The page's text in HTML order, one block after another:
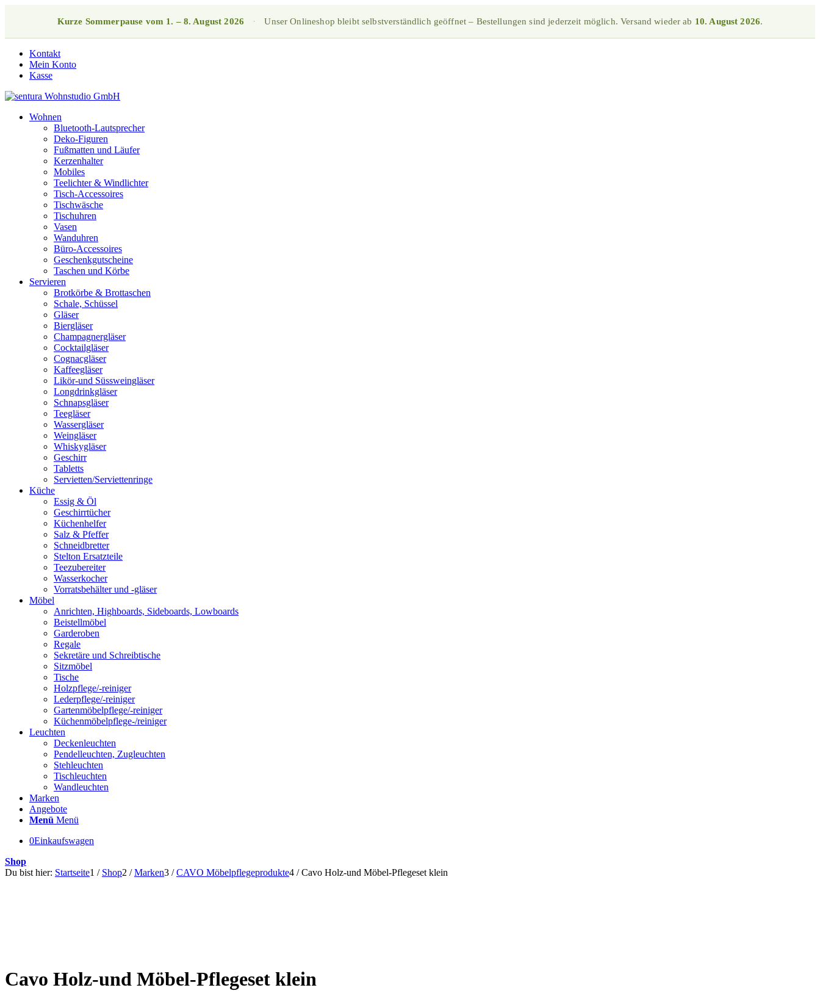
Kurze Sommerpause vom 1. – 8. August 2026 · Unser Onlineshop bleibt selbstverständlich geöffnet – Bestellungen sind jederzeit möglich. Versand wieder ab 10. August 2026.
Kontakt
Mein Konto
Kasse
Wohnen
Bluetooth-Lautsprecher
Deko-Figuren
Fußmatten und Läufer
Kerzenhalter
Mobiles
Teelichter & Windlichter
Tisch-Accessoires
Tischwäsche
Tischuhren
Vasen
Wanduhren
Büro-Accessoires
Geschenkgutscheine
Taschen und Körbe
Servieren
Brotkörbe & Brottaschen
Schale, Schüssel
Gläser
Biergläser
Champagnergläser
Cocktailgläser
Cognacgläser
Kaffeegläser
Likör-und Süssweingläser
Longdrinkgläser
Schnapsgläser
Teegläser
Wassergläser
Weingläser
Whiskygläser
Geschirr
Tabletts
Servietten/Serviettenringe
Küche
Essig & Öl
Geschirrtücher
Küchenhelfer
Salz & Pfeffer
Schneidbretter
Stelton Ersatzteile
Teezubereiter
Wasserkocher
Vorratsbehälter und -gläser
Möbel
Anrichten, Highboards, Sideboards, Lowboards
Beistellmöbel
Garderoben
Regale
Sekretäre und Schreibtische
Sitzmöbel
Tische
Holzpflege/-reiniger
Lederpflege/-reiniger
Gartenmöbelpflege/-reiniger
Küchenmöbelpflege-/reiniger
Leuchten
Deckenleuchten
Pendelleuchten, Zugleuchten
Stehleuchten
Tischleuchten
Wandleuchten
Marken
Angebote
Menü Menü
0Einkaufswagen
Shop
Du bist hier: Startseite1 / Shop2 / Marken3 / CAVO Möbelpflegeprodukte4 / Cavo Holz-und Möbel-Pflegeset klein
Cavo Holz-und Möbel-Pflegeset klein